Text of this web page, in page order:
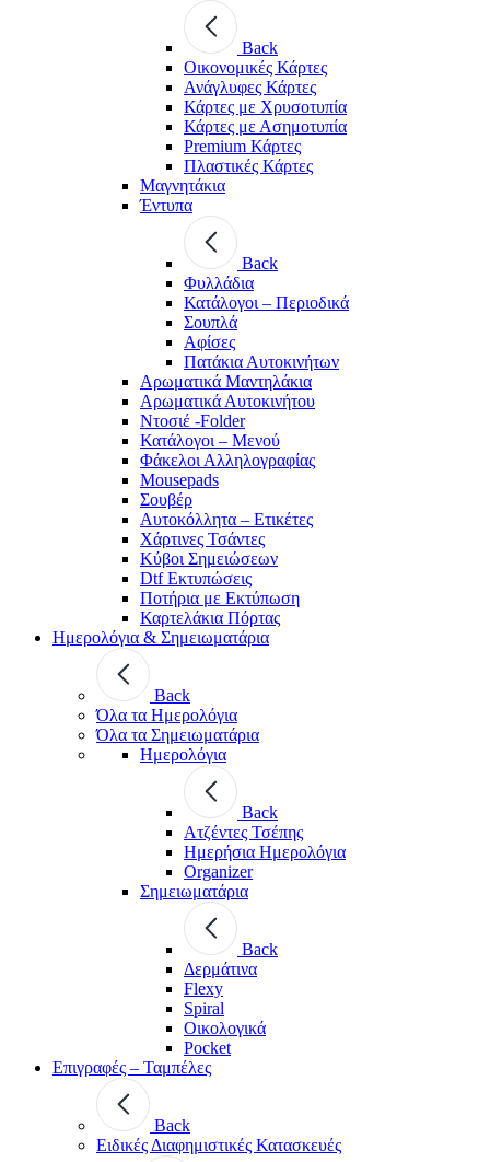
Back
Οικονομικές Κάρτες
Ανάγλυφες Κάρτες
Κάρτες με Χρυσοτυπία
Κάρτες με Ασημοτυπία
Premium Κάρτες
Πλαστικές Κάρτες
Μαγνητάκια
Έντυπα
Back
Φυλλάδια
Κατάλογοι – Περιοδικά
Σουπλά
Αφίσες
Πατάκια Αυτοκινήτων
Αρωματικά Μαντηλάκια
Αρωματικά Αυτοκινήτου
Ντοσιέ -Folder
Κατάλογοι – Μενού
Φάκελοι Αλληλογραφίας
Mousepads
Σουβέρ
Αυτοκόλλητα – Ετικέτες
Χάρτινες Τσάντες
Κύβοι Σημειώσεων
Dtf Εκτυπώσεις
Ποτήρια με Εκτύπωση
Καρτελάκια Πόρτας
Ημερολόγια & Σημειωματάρια
Back
Όλα τα Ημερολόγια
Όλα τα Σημειωματάρια
Ημερολόγια
Back
Ατζέντες Τσέπης
Ημερήσια Ημερολόγια
Organizer
Σημειωματάρια
Back
Δερμάτινα
Flexy
Spiral
Οικολογικά
Pocket
Επιγραφές – Ταμπέλες
Back
Ειδικές Διαφημιστικές Κατασκευές